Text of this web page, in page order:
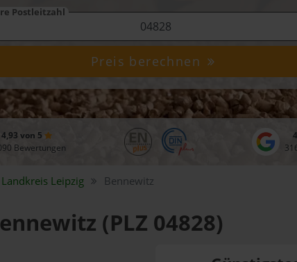
Postleitzahl
Preis berechnen
4,93 von 5
Bewertungen
Landkreis Leipzig Bennewitz
(PLZ 04828)